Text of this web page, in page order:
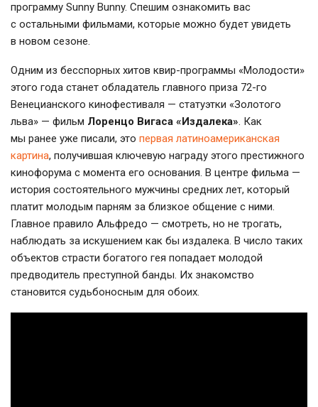
программу Sunny Bunny. Спешим ознакомить вас
с остальными фильмами, которые можно будет увидеть
в новом сезоне.
Одним из бесспорных хитов квир-программы «Молодости»
этого года станет обладатель главного приза 72-го
Венецианского кинофестиваля — статуэтки «Золотого
льва» — фильм Лоренцо Вигаса «Издалека». Как
мы ранее уже писали, это первая латиноамериканская
картина, получившая ключевую награду этого престижного
кинофорума с момента его основания. В центре фильма —
история состоятельного мужчины средних лет, который
платит молодым парням за близкое общение с ними.
Главное правило Альфредо — смотреть, но не трогать,
наблюдать за искушением как бы издалека. В число таких
объектов страсти богатого гея попадает молодой
предводитель преступной банды. Их знакомство
становится судьбоносным для обоих.